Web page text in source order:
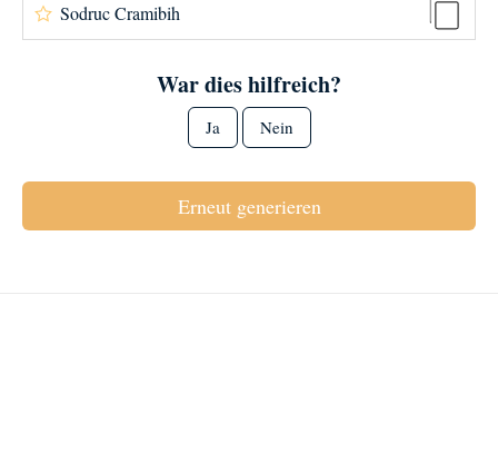
Sodruc Cramibih
War dies hilfreich?
Ja Nein
Erneut generieren